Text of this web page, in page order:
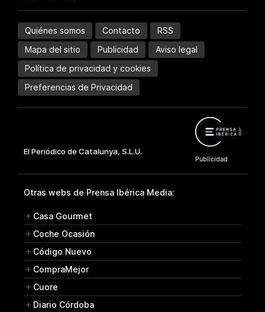
Quiénes somos Contacto
RSS
Mapa del sitio
Publicidad
Aviso legal
Política de privacidad y cookies
Preferencias de Privacidad
Otras webs de Prensa Ibérica Media:
Casa Gourmet
Coche Ocasión
Código Nuevo
CompraMejor
Cuore
Diario Córdoba